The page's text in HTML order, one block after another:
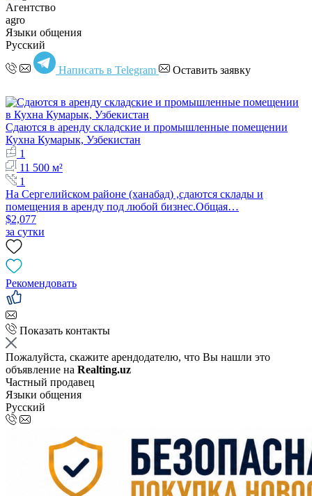
Агентство
agro
Языки общения
Русский
Написать в Telegram Оставить заявку
Сдаются в аренду складские и промышленные помещении
Кухна Кумарык, Узбекистан
1
11 500 м²
1
На Сергелийском районе (ханабад) ,сдаются склады и
помещения в аренду под любой бизнес.Общая…
$2,077
за сутки
Рекомендовать
Показать контакты
Пожалуйста, скажите арендодателю, что Вы нашли это
объявление на Realting.uz
Частный продавец
Языки общения
Русский